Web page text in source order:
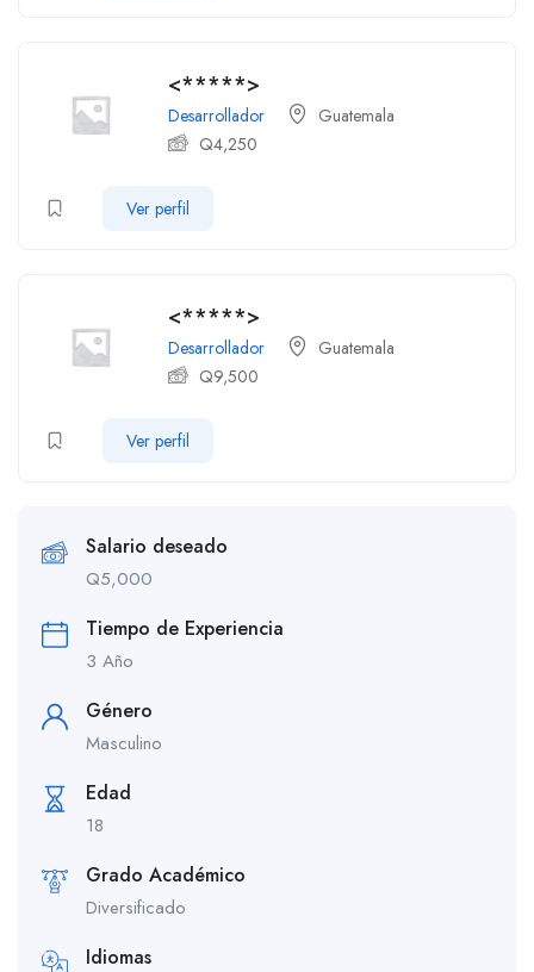
<*****>
Desarrollador
Guatemala
Q4,250
Ver perfil
<*****>
Desarrollador
Guatemala
Q9,500
Ver perfil
Salario deseado
Q5,000
Tiempo de Experiencia
3 Año
Género
Masculino
Edad
18
Grado Académico
Diversificado
Idiomas